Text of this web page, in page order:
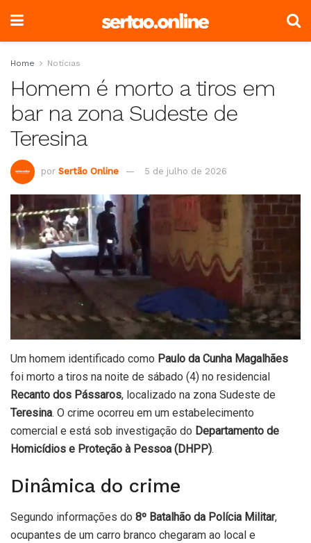
Home Notícias
Homem é morto a tiros em
bar na zona Sudeste de
Teresina
por Sertão Online 5 de julho de 2026
Um homem identificado como Paulo da Cunha Magalhães
foi morto a tiros na noite de sábado (4) no residencial
Recanto dos Pássaros, localizado na zona Sudeste de
Teresina. O crime ocorreu em um estabelecimento
comercial e está sob investigação do Departamento de
Homicídios e Proteção à Pessoa (DHPP).
Dinâmica do crime
Segundo informações do 8º Batalhão da Polícia Militar,
ocupantes de um carro branco chegaram ao local e